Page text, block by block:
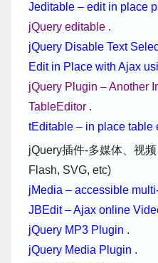
Jeditable – edit in place
jQuery editable .
jQuery Disable Text
Edit in Place with Ajax
jQuery Plugin – Another
TableEditor .
tEditable – in place table
jQuery插件-多媒体、视
Flash, SVG, etc)
jMedia – accessible
JBEdit – Ajax online
jQuery MP3 Plugin .
jQuery Media Plugin .